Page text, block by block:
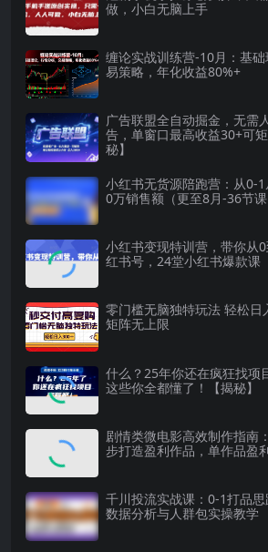
做，小白无脑上手
缠论实战训练营-10月：基
易策略，年化收益80%+
广告联盟全自动掘金，无需
告，单窗口最高收益30+可
秘】
小红书无货源陪跑营：从0-
0万销售额（更至8月-36节课
小红书变现特训营，带你从
红书号，24堂小红书爆款课
零门槛无脑独特玩法 轻松日
矩阵无上限
什么？25年你还在疯狂找项
这些你全都懂了！【揭秘】
剧情类微电影高效制作指南
步打造盈利作品，单作品盈
千川投流实战课：0-1打品思
数据分析与人群包实操教学